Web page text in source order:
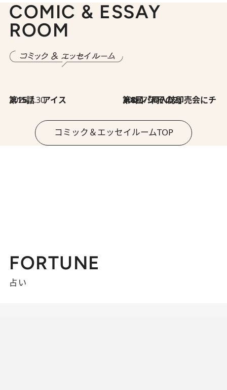
COMIC & ESSAY
ROOM
2026.7.30
第15話 アイス 2026.7.30
第8回「同人誌即売会にチャレンジ その2」
コミック＆エッセイルームTOP
FORTUNE
占い